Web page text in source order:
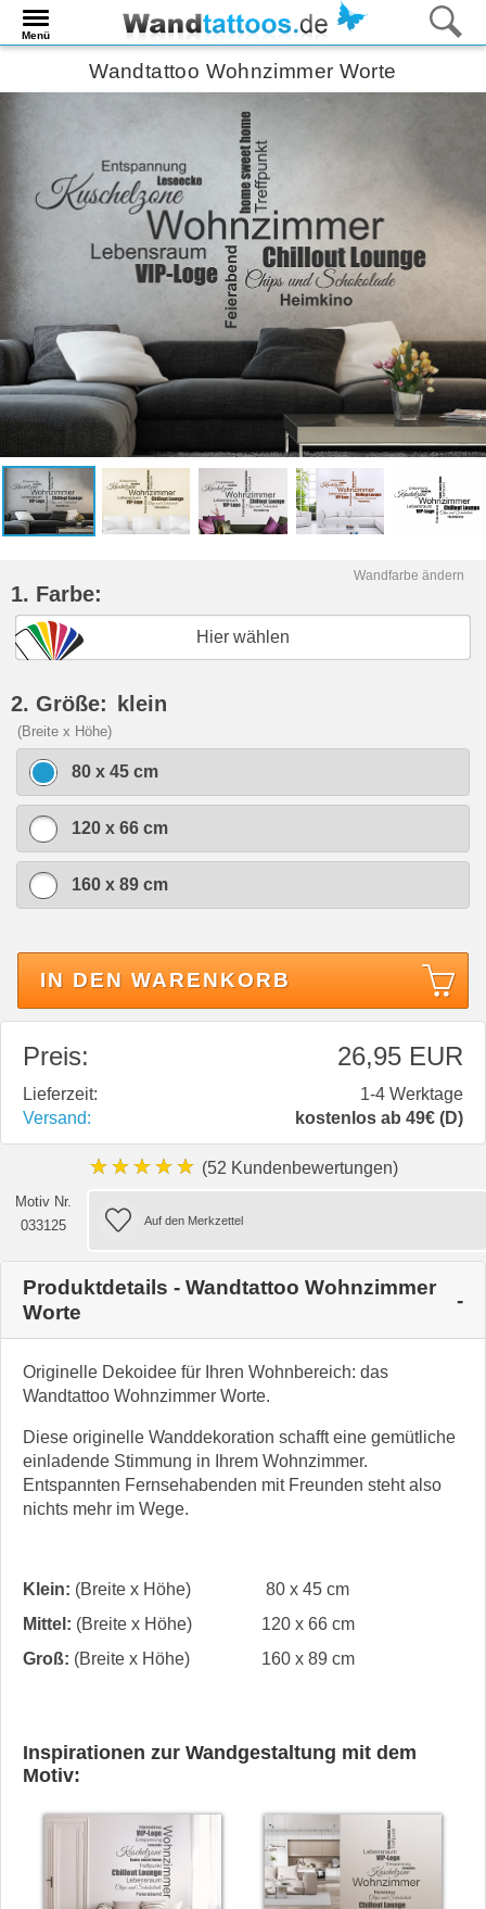
Menü
Wandtattoo Wohnzimmer Worte
Wandfarbe ändern
1. Farbe:
Hier wählen
2. Größe: klein
(Breite x Höhe)
80 x 45 cm
120 x 66 cm
160 x 89 cm
IN DEN WARENKORB
Preis: 26,95 EUR
Lieferzeit:
1-4 Werktage
Versand:
kostenlos ab 49€ (D)
★★★★★ (52 Kundenbewertungen)
Motiv Nr.
033125
Produktdetails - Wandtattoo Wohnzimmer
Worte
Originelle Dekoidee für Ihren Wohnbereich: das
Wandtattoo Wohnzimmer Worte.
Diese originelle Wanddekoration schafft eine gemütliche
einladende Stimmung in Ihrem Wohnzimmer.
Entspannten Fernsehabenden mit Freunden steht also
nichts mehr im Wege.
Klein: (Breite x Höhe)
80 x 45 cm
Mittel: (Breite x Höhe)
120 x 66 cm
Groß: (Breite x Höhe) 160 x 89 cm
Inspirationen zur Wandgestaltung mit dem
Motiv: